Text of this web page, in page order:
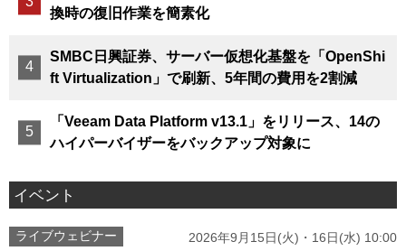
換時の復旧作業を簡素化
SMBC日興証券、サーバー仮想化基盤を「OpenShi
ft Virtualization」で刷新、5年間の費用を2割減
「Veeam Data Platform v13.1」をリリース、14の
ハイパーバイザーをバックアップ対象に
イベント
ライブウェビナー 2026年9月15日(火)・16日(水) 10:00